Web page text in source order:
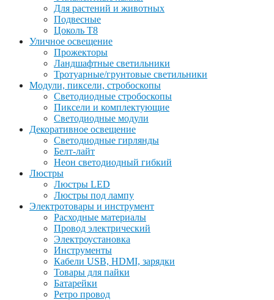
Для растений и животных
Подвесные
Цоколь T8
Уличное освещение
Прожекторы
Ландшафтные светильники
Тротуарные/грунтовые светильники
Модули, пиксели, стробоскопы
Светодиодные стробоскопы
Пиксели и комплектующие
Светодиодные модули
Декоративное освещение
Светодиодные гирлянды
Белт-лайт
Неон светодиодный гибкий
Люстры
Люстры LED
Люстры под лампу
Электротовары и инструмент
Расходные материалы
Провод электрический
Электроустановка
Инструменты
Кабели USB, HDMI, зарядки
Товары для пайки
Батарейки
Ретро провод